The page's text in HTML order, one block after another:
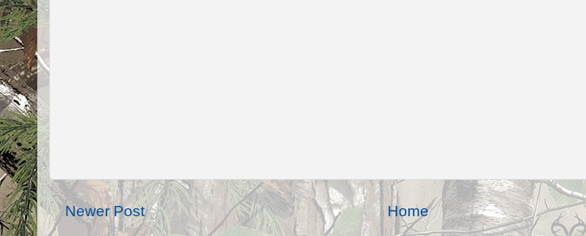
Newer Post Home